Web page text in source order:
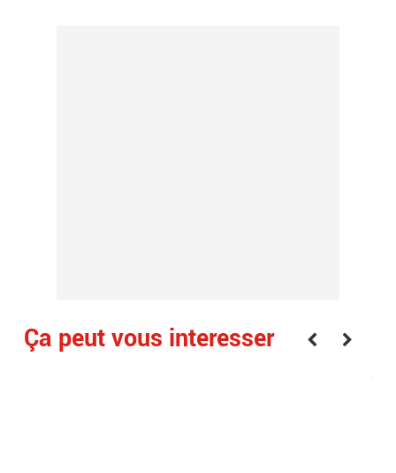
Ça peut vous interesser